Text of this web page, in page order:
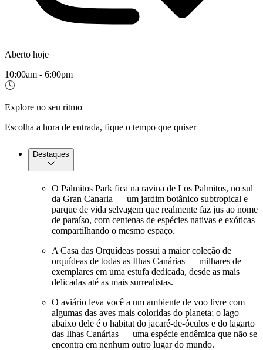
Aberto hoje
10:00am - 6:00pm
Explore no seu ritmo
Escolha a hora de entrada, fique o tempo que quiser
Destaques
O Palmitos Park fica na ravina de Los Palmitos, no sul
da Gran Canaria — um jardim botânico subtropical e
parque de vida selvagem que realmente faz jus ao nome
de paraíso, com centenas de espécies nativas e exóticas
compartilhando o mesmo espaço.
A Casa das Orquídeas possui a maior coleção de
orquídeas de todas as Ilhas Canárias — milhares de
exemplares em uma estufa dedicada, desde as mais
delicadas até as mais surrealistas.
O aviário leva você a um ambiente de voo livre com
algumas das aves mais coloridas do planeta; o lago
abaixo dele é o habitat do jacaré-de-óculos e do lagarto
das Ilhas Canárias — uma espécie endêmica que não se
encontra em nenhum outro lugar do mundo.